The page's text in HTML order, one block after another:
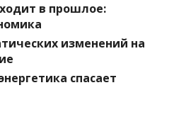
в прошлое:
изменений на
спасает